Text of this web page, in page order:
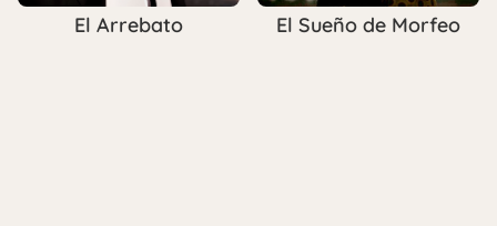
El Arrebato El Sueño de Morfeo